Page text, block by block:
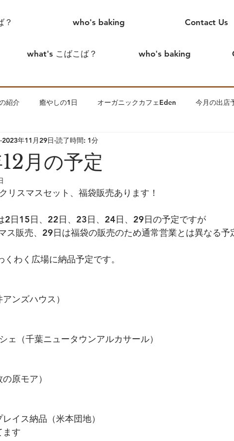
what's こばこば？ who's baking
紹介 癒やしの1日 オーガニックカフェEden 今月の出店
じめまして、こばこばです。
ります。
菓子について
月の予定
2023年11月29日 読了時間: 1分
リスマスセット、福袋販売あります！
2日15日、22日、23日、24日、29日の予定ですが
ス販売、29日は福袋の販売のため通常営業とは異なる予
わく広場に納品予定です。
ンズハウス）
ェ（千葉ニュータウンアルカサール）
原モア）
イス納品（米本団地）
ます
？ who's baking Contact Us